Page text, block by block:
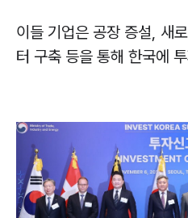
이들 기업은 공장 증설, 새
터 구축 등을 통해 한국에